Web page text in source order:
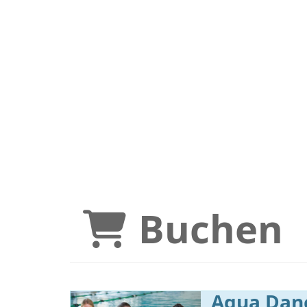
Buchen
Aqua